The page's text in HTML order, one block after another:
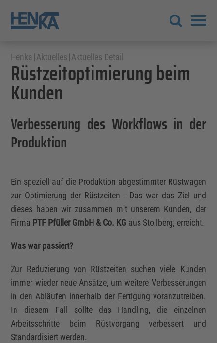
Henka Aktuelles Aktuelles Detail
Rüstzeitoptimierung beim
Kunden
Verbesserung des Workflows in der
Produktion
Ein speziell auf die Produktion abgestimmter Rüstwagen
zur Optimierung der Rüstzeiten - Das war das Ziel und
dieses haben wir zusammen mit unserem Kunden, der
Firma PTF Pfüller GmbH & Co. KG aus Stollberg, erreicht.
Was war passiert?
Zur Reduzierung von Rüstzeiten suchen viele Kunden
immer wieder neue Ansätze, um weitere Verbesserungen
in den Abläufen innerhalb der Fertigung voranzutreiben.
In diesem Fall sollte das Handling, die einzelnen
Arbeitsschritte beim Rüstvorgang verbessert und
Standardisiert werden.